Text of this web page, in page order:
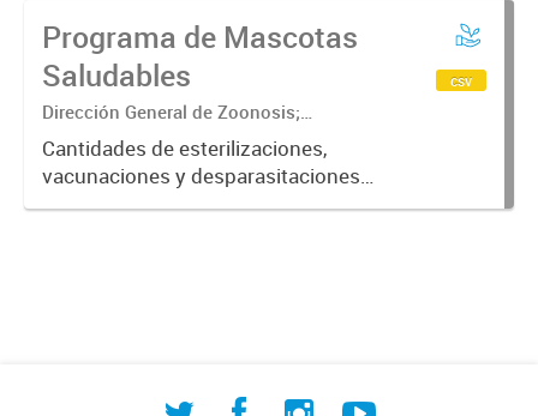
Programa de Mascotas
Saludables
Dirección General de Zoonosis;
Subsecretaría de Contralor ambiental;
Secretaría de Ambiente y Desarrollo
sustentable
Cantidades de esterilizaciones,
vacunaciones y desparasitaciones
realizadas a mascotas ordenadas
csv